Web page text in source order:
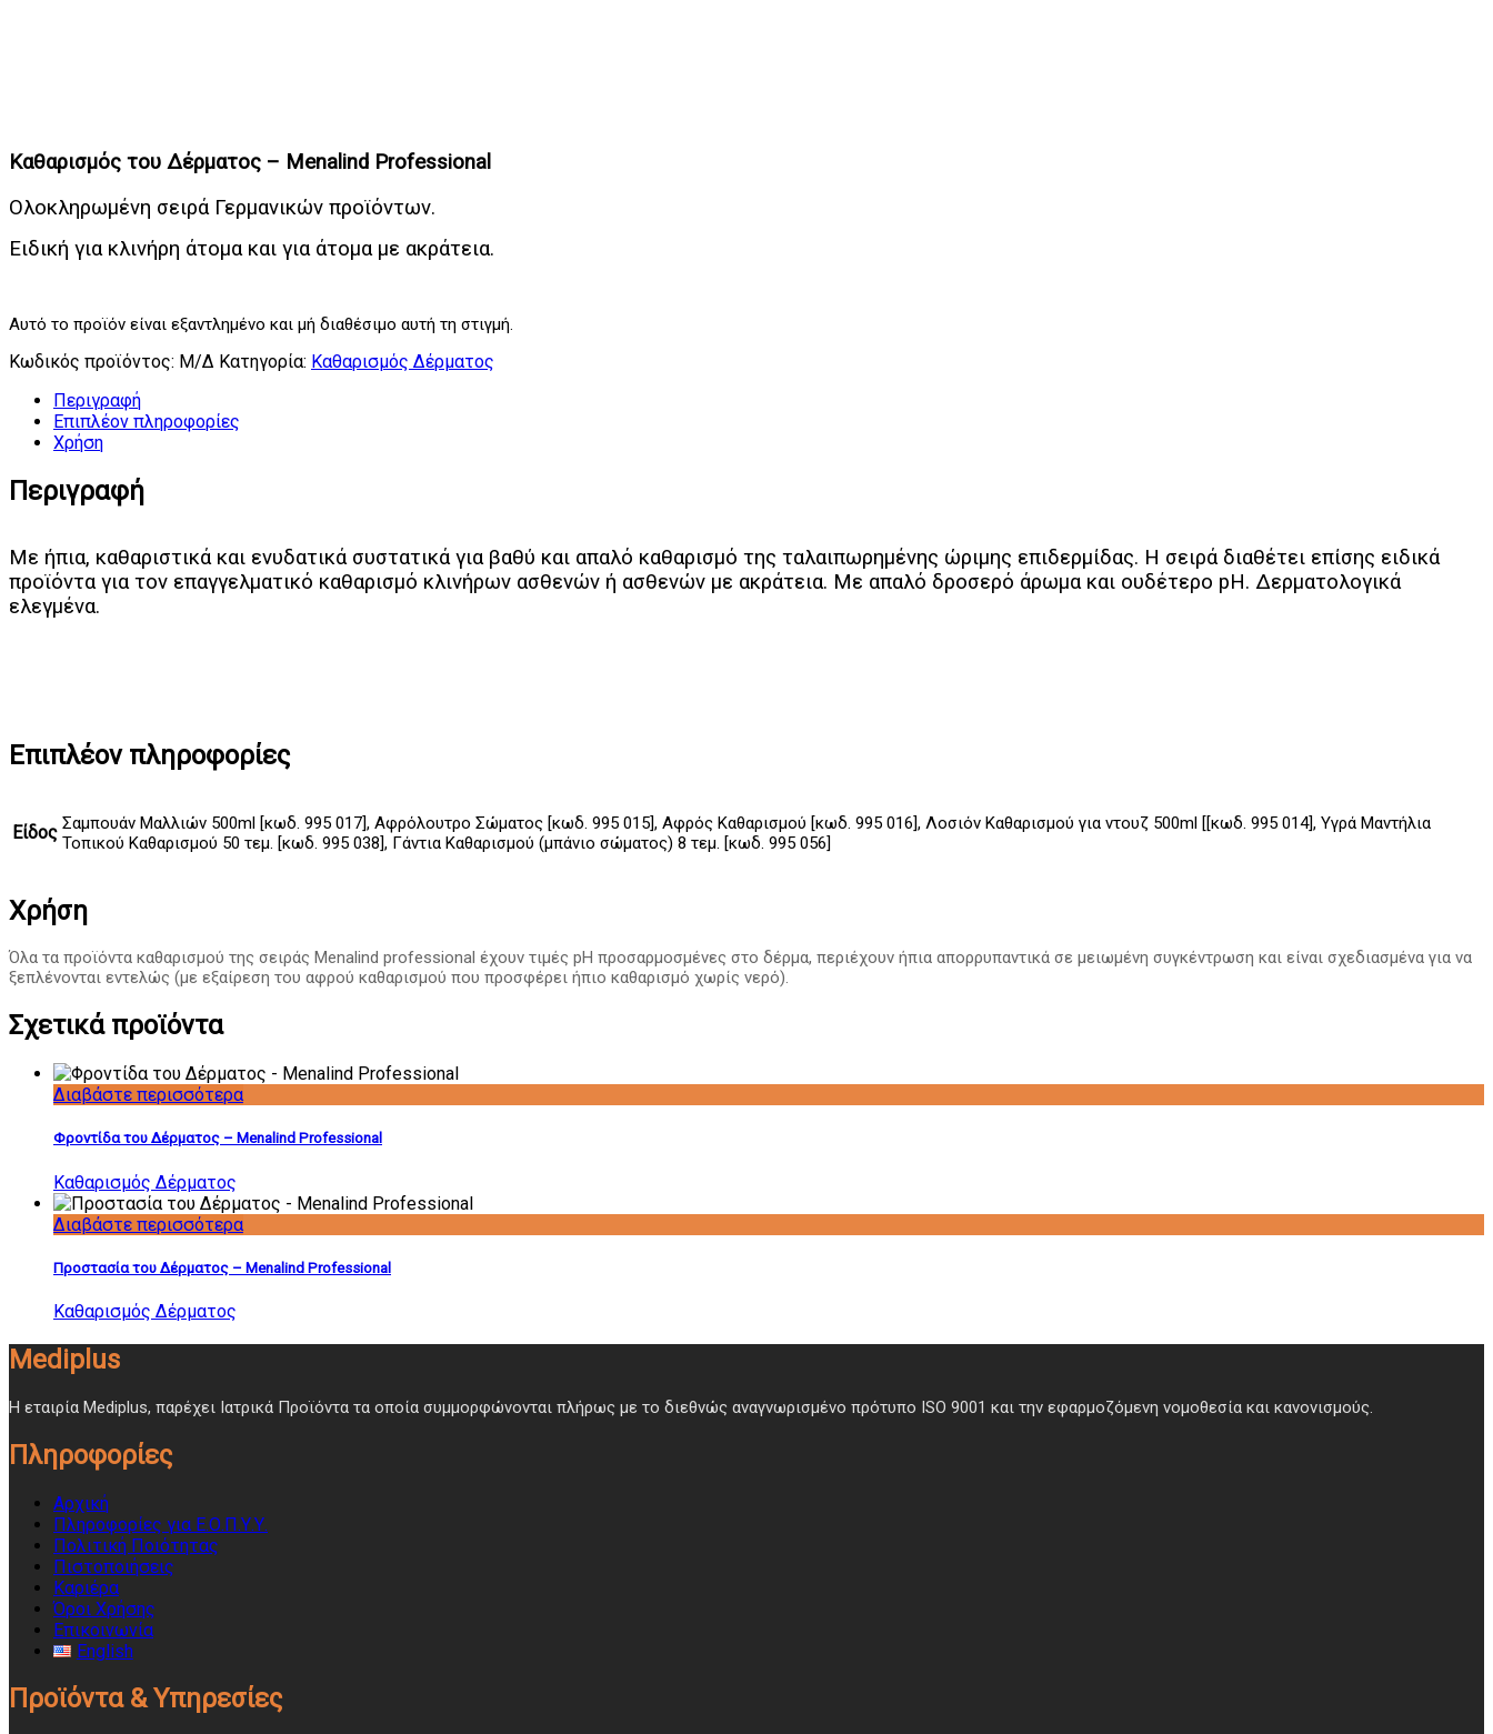
Καθαρισμός του Δέρματος – Menalind Professional
Ολοκληρωμένη σειρά Γερμανικών προϊόντων.
Ειδική για κλινήρη άτομα και για άτομα με ακράτεια.
Αυτό το προϊόν είναι εξαντλημένο και μή διαθέσιμο αυτή τη στιγμή.
Κωδικός προϊόντος: Μ/Δ Κατηγορία: Καθαρισμός Δέρματος
Περιγραφή
Επιπλέον πληροφορίες
Χρήση
Περιγραφή
Με ήπια, καθαριστικά και ενυδατικά συστατικά για βαθύ και απαλό καθαρισμό της ταλαιπωρημένης ώριμης επιδερμίδας. Η σειρά διαθέτει επίσης ειδικά
προϊόντα για τον επαγγελματικό καθαρισμό κλινήρων ασθενών ή ασθενών με ακράτεια. Με απαλό δροσερό άρωμα και ουδέτερο pH. Δερματολογικά
ελεγμένα.
Επιπλέον πληροφορίες
Είδος Σαμπουάν Μαλλιών 500ml [κωδ. 995 017], Αφρόλουτρο Σώματος [κωδ. 995 015], Αφρός Καθαρισμού [κωδ. 995 016], Λοσιόν Καθαρισμού για ντουζ 500ml [[κωδ. 995 014], Υγρά Μαντήλια
Τοπικού Καθαρισμού 50 τεμ. [κωδ. 995 038], Γάντια Καθαρισμού (μπάνιο σώματος) 8 τεμ. [κωδ. 995 056]
Χρήση
Όλα τα προϊόντα καθαρισμού της σειράς Menalind professional έχουν τιμές pH προσαρμοσμένες στο δέρμα, περιέχουν ήπια απορρυπαντικά σε μειωμένη συγκέντρωση και είναι σχεδιασμένα για να
ξεπλένονται εντελώς (με εξαίρεση του αφρoύ καθαρισμού που προσφέρει ήπιο καθαρισμό χωρίς νερό).
Σχετικά προϊόντα
Διαβάστε περισσότερα
Φροντίδα του Δέρματος – Menalind Professional
Καθαρισμός Δέρματος
Διαβάστε περισσότερα
Προστασία του Δέρματος – Menalind Professional
Καθαρισμός Δέρματος
Mediplus
Η εταιρία Mediplus, παρέχει Ιατρικά Προϊόντα τα οποία συμμορφώνονται πλήρως με το διεθνώς αναγνωρισμένο πρότυπο ISO 9001 και την εφαρμοζόμενη νομοθεσία και κανονισμούς.
Πληροφορίες
Αρχική
Πληροφορίες για Ε.Ο.Π.Υ.Υ.
Πολιτική Ποιότητας
Πιστοποιήσεις
Καριέρα
Όροι Χρήσης
Επικοινωνία
English
Προϊόντα & Υπηρεσίες